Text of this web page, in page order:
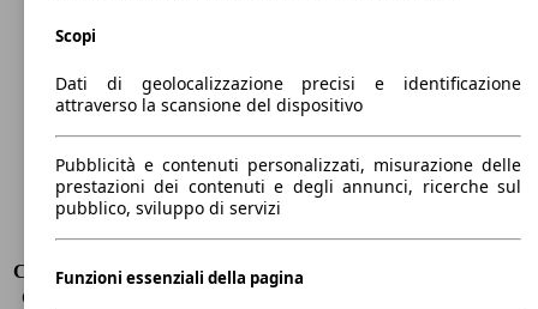
Lunghezza
Larghezza
1890 mm
Passo
2870 mm
Peso massimo
-
Carico massimo
-
Porte
5
Sedili
5
Carico sul tetto
-
Capacità di traino (senza freni) -
Capacità di traino (con freni)
Scopi
Dati di geolocalizzazione precisi e identificazione
attraverso la scansione del dispositivo
Pubblicità e contenuti personalizzati, misurazione delle
prestazioni dei contenuti e degli annunci, ricerche sul
pubblico, sviluppo di servizi
Funzioni essenziali della pagina